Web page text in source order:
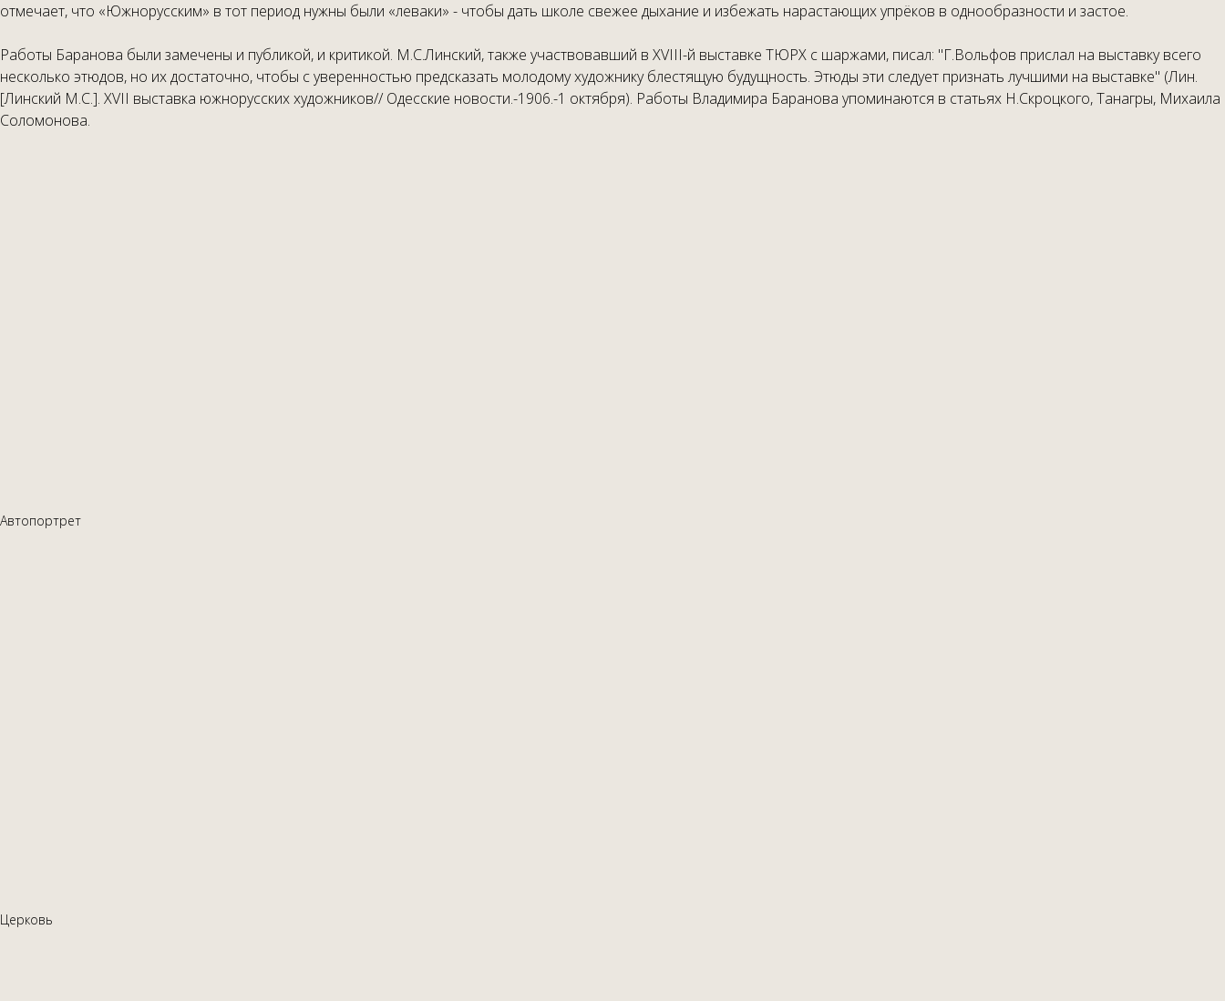
отмечает, что «Южнорусским» в тот период нужны были «леваки» - чтобы дать школе свежее дыхание и избежать нарастающих упрёков в однообразности и застое.
Работы Баранова были замечены и публикой, и критикой. М.С.Линский, также участвовавший в XVIII-й выставке ТЮРХ с шаржами, писал: "Г.Вольфов прислал на выставку всего
несколько этюдов, но их достаточно, чтобы с уверенностью предсказать молодому художнику блестящую будущность. Этюды эти следует признать лучшими на выставке" (Лин.
[Линский М.С.]. XVII выставка южнорусских художников// Одесские новости.-1906.-1 октября). Работы Владимира Баранова упоминаются в статьях Н.Скроцкого, Танагры, Михаила
Соломонова.
Автопортрет
Церковь